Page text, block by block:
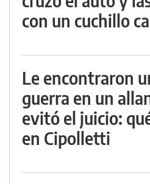
con un cuchillo
Le encontraron
guerra en un
evitó el juicio:
en Cipolletti